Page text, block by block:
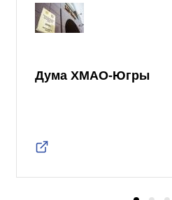
Дума ХМАО-Югры